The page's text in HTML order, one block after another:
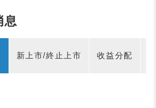
息
新上市/終止上市 收益分配